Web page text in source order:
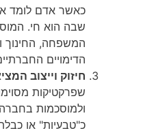
כאשר אדם לומד
שבה הוא חי.
המשפחה, החינוך
הדימויים
חיזוק וייצוב
שפרקטיקות
ולמוסכמות
כ"טבעיות" או